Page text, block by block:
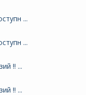
...
...
!! ...
!! ...